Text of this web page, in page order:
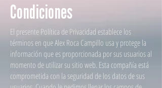
Condiciones
El presente Política de Privacidad establece los
términos en que Alex Roca Campillo usa y protege la
información que es proporcionada por sus usuarios al
momento de utilizar su sitio web. Esta compañía está
comprometida con la seguridad de los datos de sus